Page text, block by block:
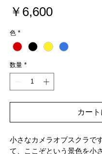
￥6,600価
色 *
数量 *
カー
小さなカメラオブスクラで
て、ここぞという景色を小